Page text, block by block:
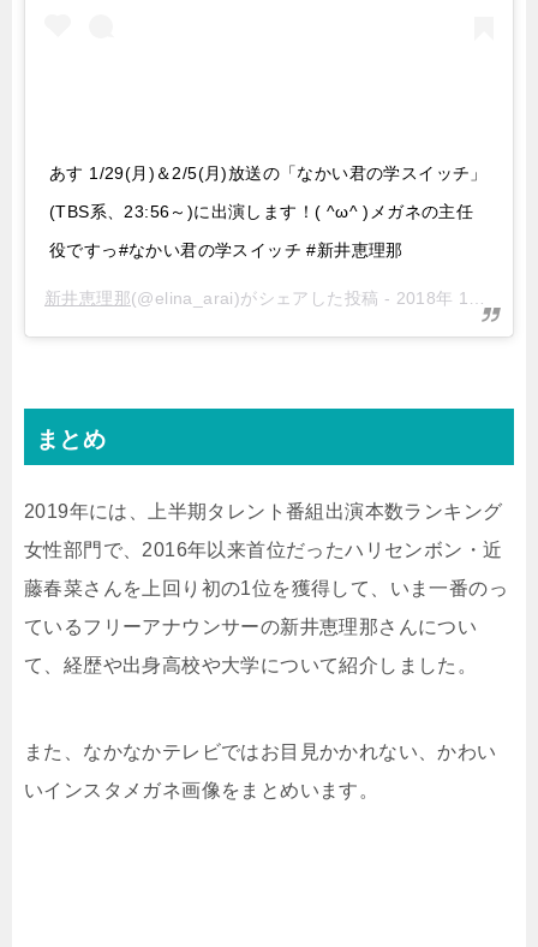
あす 1/29(月)＆2/5(月)放送の「なかい君の学スイッチ」
(TBS系、23:56～)に出演します！( ^ω^ )メガネの主任
役ですっ#なかい君の学スイッチ #新井恵理那
新井恵理那(@elina_arai)がシェアした投稿 - 2018年 1月月28日午前4時39分PST
まとめ
2019年には、上半期タレント番組出演本数ランキング
女性部門で、2016年以来首位だったハリセンボン ・近
藤春菜さんを上回り初の1位を獲得して、いま一番のっ
ているフリーアナウンサーの新井恵理那さんについ
て、 経歴や出身高校や大学について紹介しました。
また、なかなかテレビではお目見かかれない、かわい
いインスタメガネ画像をまとめいます。